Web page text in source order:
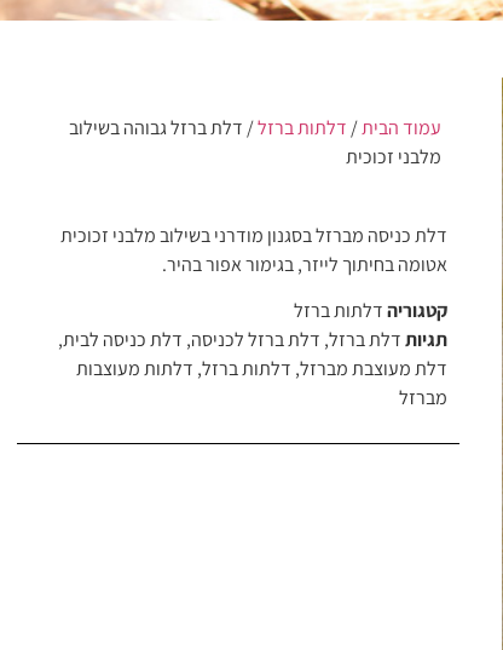
עמוד הבית/ דלתות ברזל/ דלת ברזל גבוהה בשילוב
מלבני זכוכית
דלת כניסה מברזל בסגנון מודרני בשילוב מלבני זכוכית
אטומה בחיתוך לייזר, בגימור אפור בהיר.
קטגוריה דלתות ברזל
תגיות דלת ברזל, דלת ברזל לכניסה, דלת כניסה לבית,
דלת מעוצבת מברזל, דלתות ברזל, דלתות מעוצבות
מברזל